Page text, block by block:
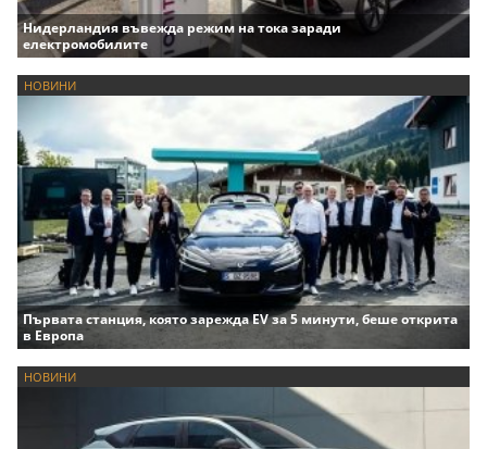
Нидерландия въвежда режим на тока заради
електромобилите
НОВИНИ
Първата станция, която зарежда EV за 5 минути, беше открита
в Европа
НОВИНИ